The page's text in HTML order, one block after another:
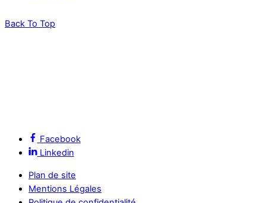
Back To Top
Facebook
Linkedin
Plan de site
Mentions Légales